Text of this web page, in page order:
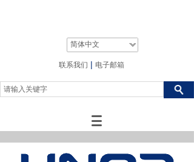
简体中文
联系我们 | 电子邮箱